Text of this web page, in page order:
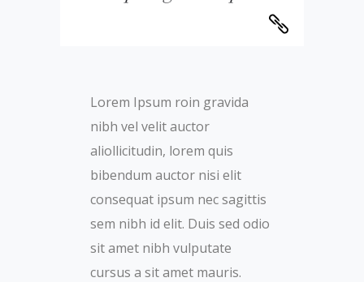
Lorem Ipsum roin gravida
nibh vel velit auctor
aliollicitudin, lorem quis
bibendum auctor nisi elit
consequat ipsum nec sagittis
sem nibh id elit. Duis sed odio
sit amet nibh vulputate
cursus a sit amet mauris.